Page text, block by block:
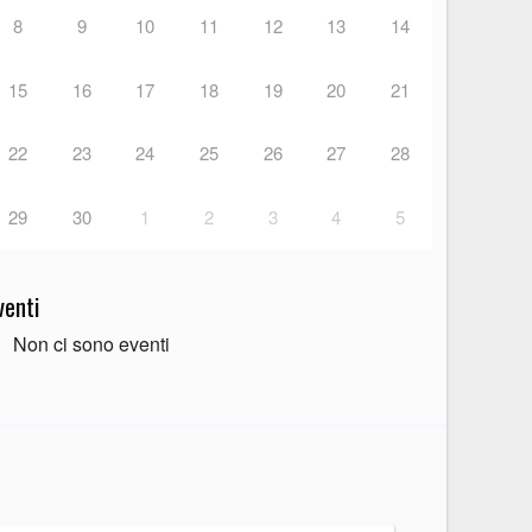
8 9 10 11 12 13 14
15 16 17 18 19 20 21
22 23 24 25 26 27 28
29 30 1 2 3 4 5
Non ci sono eventi